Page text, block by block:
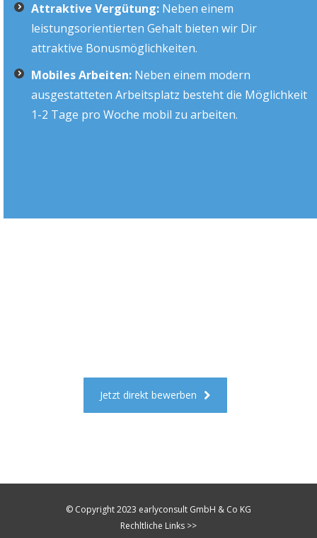
Attraktive Vergütung: Neben einem
leistungsorientierten Gehalt bieten wir Dir
attraktive Bonusmöglichkeiten.
Mobiles Arbeiten: Neben einem modern
ausgestatteten Arbeitsplatz besteht die Möglichkeit
1-2 Tage pro Woche mobil zu arbeiten.
Jetzt direkt bewerben
© Copyright 2023 earlyconsult GmbH & Co KG
Rechltliche Links >>